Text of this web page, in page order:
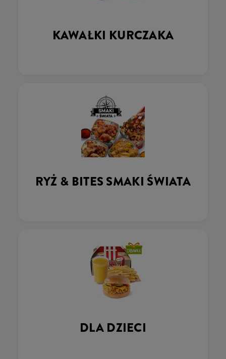
KAWAŁKI KURCZAKA
RYŻ & BITES SMAKI ŚWIATA
DLA DZIECI